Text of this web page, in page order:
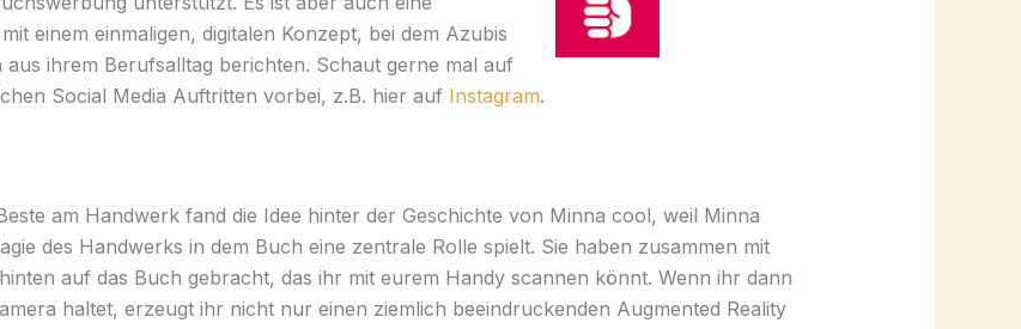
einem einmaligen, digitalen Konzept, bei dem Azubis
ihrem Berufsalltag berichten. Schaut gerne mal auf
Social Media Auftritten vorbei, z.B. hier auf Instagram.
am Handwerk fand die Idee hinter der Geschichte von Minna cool, weil Minna
des Handwerks in dem Buch eine zentrale Rolle spielt. Sie haben zusammen mit
auf das Buch gebracht, das ihr mit eurem Handy scannen könnt. Wenn ihr dann
haltet, erzeugt ihr nicht nur einen ziemlich beeindruckenden Augmented Reality